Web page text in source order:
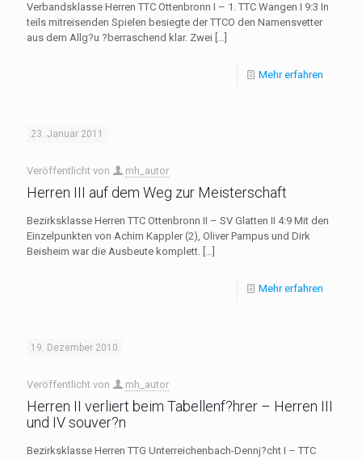
Verbandsklasse Herren TTC Ottenbronn I – 1. TTC Wangen I 9:3 In
teils mitreisenden Spielen besiegte der TTCO den Namensvetter
aus dem Allg?u ?berraschend klar. Zwei […]
Mehr erfahren
23. Januar 2011
Veröffentlicht von mh_autor
Herren III auf dem Weg zur Meisterschaft
Bezirksklasse Herren TTC Ottenbronn II – SV Glatten II 4:9 Mit den
Einzelpunkten von Achim Kappler (2), Oliver Pampus und Dirk
Beisheim war die Ausbeute komplett. […]
Mehr erfahren
19. Dezember 2010
Veröffentlicht von mh_autor
Herren II verliert beim Tabellenf?hrer – Herren III
und IV souver?n
Bezirksklasse Herren TTG Unterreichenbach-Dennj?cht I – TTC